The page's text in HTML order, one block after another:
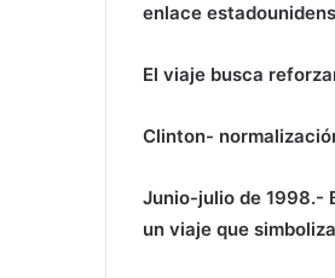
enlace
El viaje busca
Clinton-
Junio-julio de 1998.-
un viaje que